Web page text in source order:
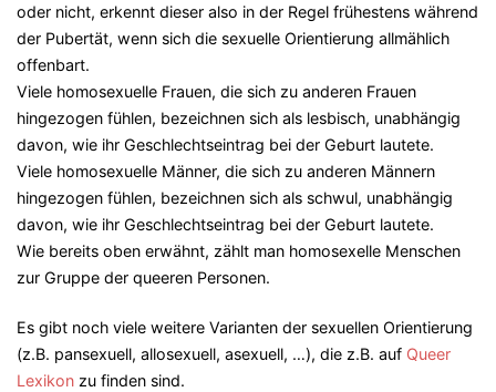
oder nicht, erkennt dieser also in der Regel frühestens während
der Pubertät, wenn sich die sexuelle Orientierung allmählich
offenbart.
Viele homosexuelle Frauen, die sich zu anderen Frauen
hingezogen fühlen, bezeichnen sich als lesbisch, unabhängig
davon, wie ihr Geschlechtseintrag bei der Geburt lautete.
Viele homosexuelle Männer, die sich zu anderen Männern
hingezogen fühlen, bezeichnen sich als schwul, unabhängig
davon, wie ihr Geschlechtseintrag bei der Geburt lautete.
Wie bereits oben erwähnt, zählt man homosexelle Menschen
zur Gruppe der queeren Personen.
Es gibt noch viele weitere Varianten der sexuellen Orientierung
(z.B. pansexuell, allosexuell, asexuell, …), die z.B. auf Queer
Lexikon zu finden sind.